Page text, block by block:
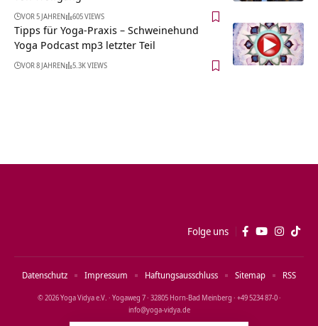
VOR 5 JAHREN 605 VIEWS
Tipps für Yoga-Praxis – Schweinehund
Yoga Podcast mp3 letzter Teil
VOR 8 JAHREN 5.3K VIEWS
Folge uns
© 2026 Yoga Vidya e.V. · Yogaweg 7 · 32805 Horn‑Bad Meinberg · +49 5234 87‑0 ·
info@yoga‑vidya.de
Datenschutz Impressum Haftungsausschluss Sitemap RSS